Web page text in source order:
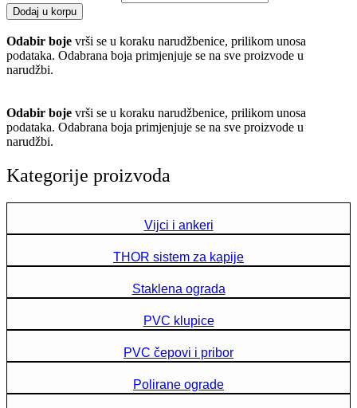
Dodaj u korpu
Odabir boje vrši se u koraku narudžbenice, prilikom unosa
podataka. Odabrana boja primjenjuje se na sve proizvode u
narudžbi.
Odabir boje vrši se u koraku narudžbenice, prilikom unosa
podataka. Odabrana boja primjenjuje se na sve proizvode u
narudžbi.
Kategorije proizvoda
Vijci i ankeri
THOR sistem za kapije
Staklena ograda
PVC klupice
PVC čepovi i pribor
Polirane ograde